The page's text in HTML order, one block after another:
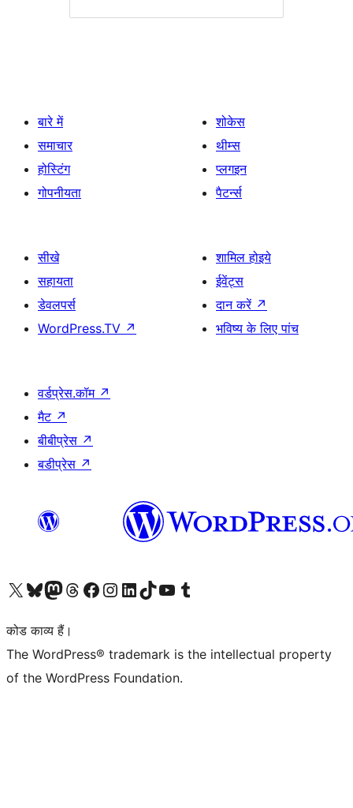
बारे में
समाचार
होस्टिंग
गोपनीयता
शोकेस
थीम्स
प्लगइन
पैटर्न्स
सीखे
सहायता
डेवलपर्स
WordPress.TV ↗
शामिल होइये
ईवेंट्स
दान करें ↗
भविष्य के लिए पांच
वर्डप्रेस.कॉम ↗
मैट ↗
बीबीप्रेस ↗
बडीप्रेस ↗
Visit our X (formerly Twitter) account
हमारे बलुस्की खाते पर जाएँVisit our Mastodon account
हमारे थ्रेड्स अकाउंट पर जाएंहमारे फेसबुक पेज पर जाएँहमारे इंस्टाग्राम अकाउंट पर जाएंहमारे लिंक्डइन खाते पर जाएँहमारे टिकटॉक खाते पर जाएँहमारे यूट्यूब चैनल पर जाएंहमारे Tumblr खाते पर जाएँ
कोड काव्य हैं।
The WordPress® trademark is the intellectual property
of the WordPress Foundation.